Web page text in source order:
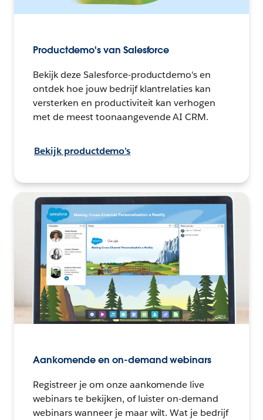
Productdemo's van Salesforce
Bekijk deze Salesforce-productdemo's en
ontdek hoe jouw bedrijf klantrelaties kan
versterken en productiviteit kan verhogen
met de meest toonaangevende AI CRM.
Bekijk productdemo's
Aankomende en on-demand webinars
Registreer je om onze aankomende live
webinars te bekijken, of luister on-demand
webinars wanneer je maar wilt. Wat je bedrijf